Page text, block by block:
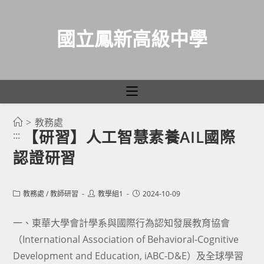
國立鳳新高級中學
> 教務處
:::
【研習】人工智慧素養AIL國際
認證研習
Post教務處 / 教師研習
Post教學組1
Post2024-10-09
一、東華大學會計學系與國際行為認知發展教育協會
（International Association of Behavioral-Cognitive
Development and Education, iABC-D&E）及全球學習